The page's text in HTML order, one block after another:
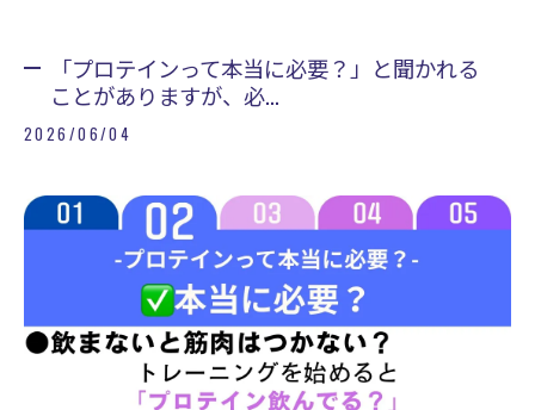
「プロテインって本当に必要？」と聞かれる
ことがありますが、必...
2026/06/04